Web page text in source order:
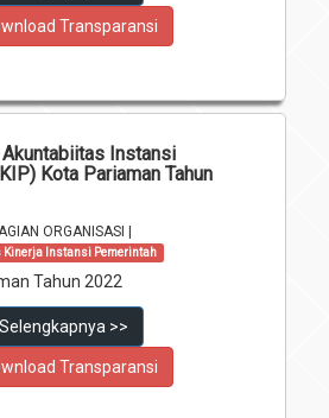
Penghargaan
Transparansi
Akuntabiitas Instansi
Kota Pariaman Tahun
ORGANISASI |
Instansi Pemerintah
Tahun 2022
Selengkapnya >>
Transparansi